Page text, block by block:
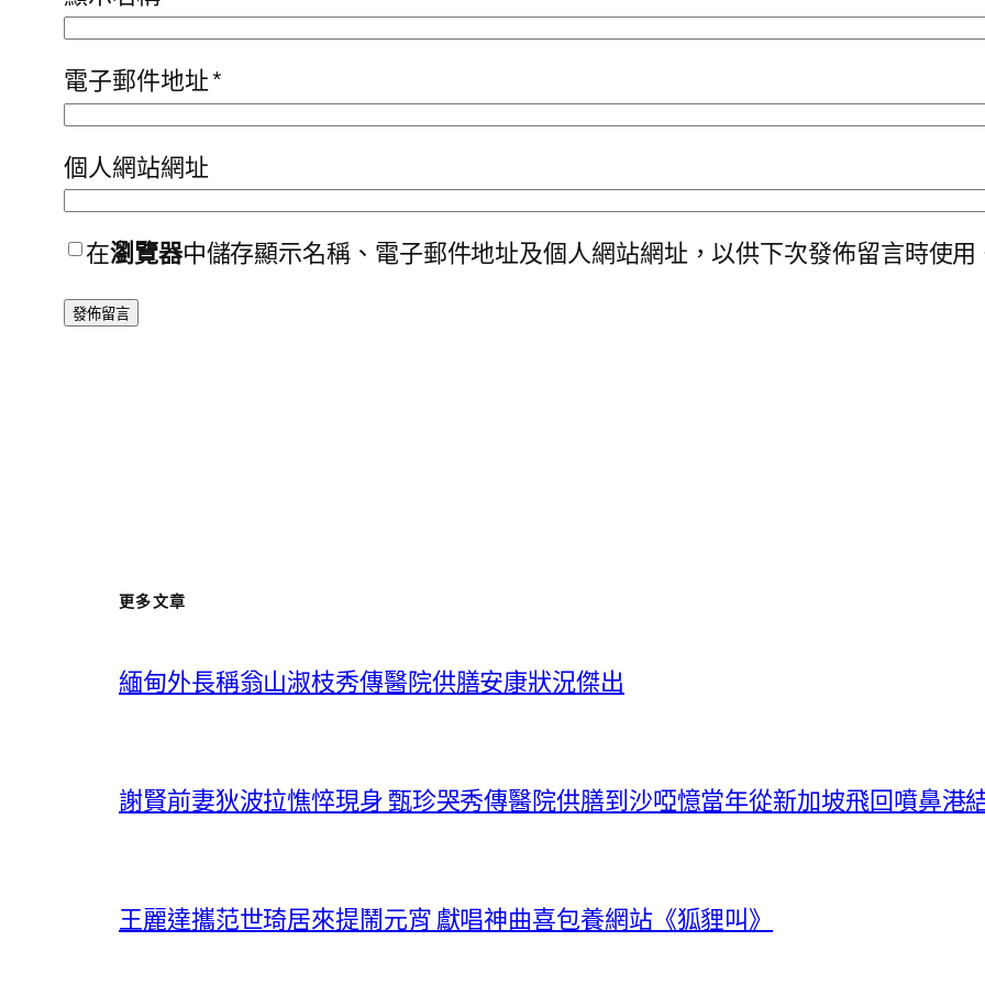
電子郵件地址*
個人網站網址
在瀏覽器中儲存顯示名稱、電子郵件地址及個人網站網址，以供下次發佈留言時使用
更多文章
緬甸外長稱翁山淑枝秀傳醫院供膳安康狀況傑出
謝賢前妻狄波拉憔悴現身 甄珍哭秀傳醫院供膳到沙啞憶當年從新加坡飛回噴鼻港
王麗達攜范世琦居來提鬧元宵 獻唱神曲喜包養網站《狐貍叫》